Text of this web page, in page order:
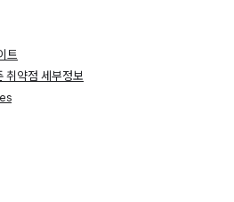
트
약점 세부정보